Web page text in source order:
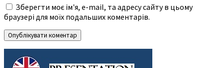
Зберегти моє ім'я, e-mail, та адресу сайту в цьому
браузері для моїх подальших коментарів.